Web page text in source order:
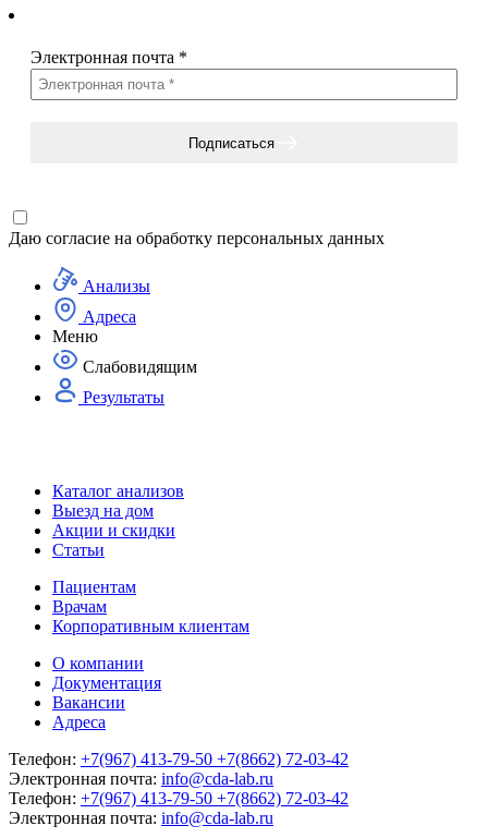
Электронная почта *
Подписаться
Даю согласие на обработку персональных данных
Анализы
Адреса
Меню
Слабовидящим
Результаты
Каталог анализов
Выезд на дом
Акции и скидки
Статьи
Пациентам
Врачам
Корпоративным клиентам
О компании
Документация
Вакансии
Адреса
Телефон: +7(967) 413-79-50 +7(8662) 72-03-42
Электронная почта: info@cda-lab.ru
Телефон: +7(967) 413-79-50 +7(8662) 72-03-42
Электронная почта: info@cda-lab.ru